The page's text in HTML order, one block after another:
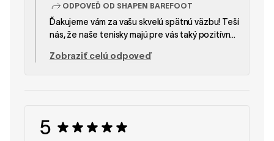
ODPOVEĎ OD SHAPEN BAREFOOT
Ďakujeme vám za vašu skvelú spätnú väzbu! Teší
nás, že naše tenisky majú pre vás taký pozitívny
trailových topánok je zaujímavý – určite ho
Zobraziť celú odpoveď
5